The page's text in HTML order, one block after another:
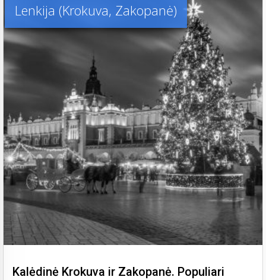
Lenkija (Krokuva, Zakopanė)
Kalėdinė Krokuva ir Zakopanė. Populiari